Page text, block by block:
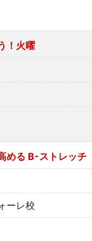
！火曜
める B-ストレッチ
ーレ校